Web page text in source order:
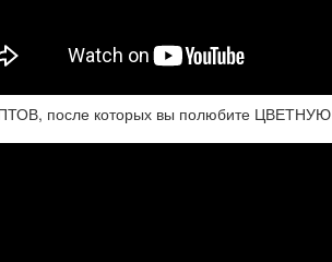
после которых вы полюбите